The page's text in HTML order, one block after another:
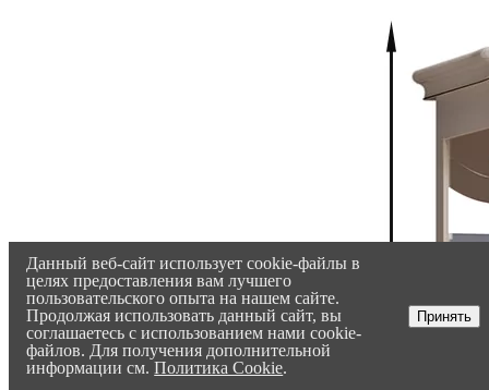
Данный веб-сайт использует cookie-файлы в
целях предоставления вам лучшего
пользовательского опыта на нашем сайте.
Продолжая использовать данный сайт, вы
соглашаетесь с использованием нами cookie-
файлов. Для получения дополнительной
информации см.Политика Cookie.
Принять